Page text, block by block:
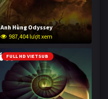
Anh Hùng Odyssey
987,404 lượt xem
FULL HD VIETSUB